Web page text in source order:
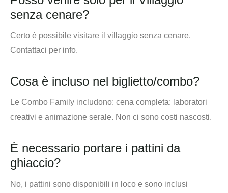
senza cenare?
Certo è possibile visitare il villaggio senza cenare.
Contattaci per info.
Cosa è incluso nel biglietto/combo?
Le Combo Family includono: cena completa: laboratori
creativi e animazione serale. Non ci sono costi nascosti.
È necessario portare i pattini da
ghiaccio?
No, i pattini sono disponibili in loco e sono inclusi